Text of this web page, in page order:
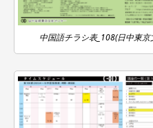
中国語チラシ表_108(日中東